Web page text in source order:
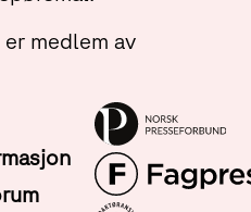
medlem av